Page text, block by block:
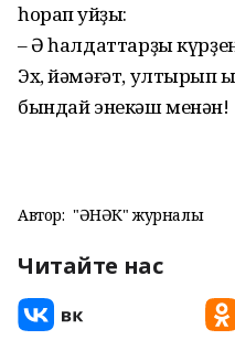
һорап ҡуйҙы:
– Ә һалдаттарҙы
Эх, йәмәғәт, ултырып
бындай энекәш менән!
Автор: "ҺӘНӘК" журналы
Читайте нас